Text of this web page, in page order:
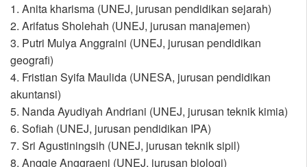
1. Anita kharisma (UNEJ, jurusan pendidikan sejarah)
2. Arifatus Sholehah (UNEJ, jurusan manajemen)
3. Putri Mulya Anggraini (UNEJ, jurusan pendidikan
geografi)
4. Fristian Syifa Maulida (UNESA, jurusan pendidikan
akuntansi)
5. Nanda Ayudiyah Andriani (UNEJ, jurusan teknik kimia)
6. Sofiah (UNEJ, jurusan pendidikan IPA)
7. Sri Agustiningsih (UNEJ, jurusan teknik sipil)
8. Anggie Anggraeni (UNEJ, jurusan biologi)